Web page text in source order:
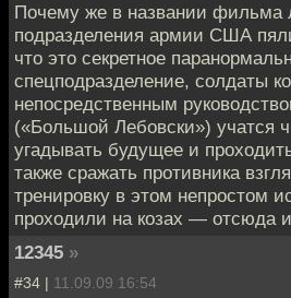
Почему же в названии фильма
подразделения армии США
что это секретное
спецподразделение, солдаты
непосредственным
(«Большой Лебовски») учатся
угадывать будущее и
также сражать противника
тренировку в этом непростом
проходили на козах — отсюда
12345 »
#34 | 11.09.09 16:54